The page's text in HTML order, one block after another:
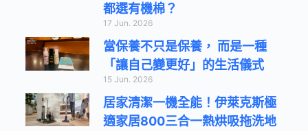
都選有機棉？
17 Jun. 2026
當保養不只是保養， 而是一種
「讓自己變更好」的生活儀式
15 Jun. 2026
居家清潔一機全能！伊萊克斯極
適家居800三合一熱烘吸拖洗地